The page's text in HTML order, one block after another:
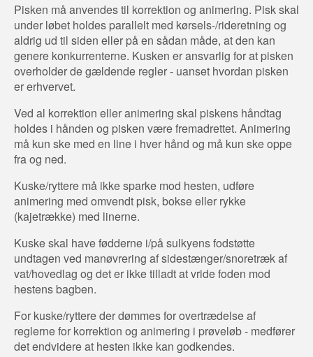
Pisken må anvendes til korrektion og animering. Pisk skal
under løbet holdes parallelt med kørsels-/rideretning og
aldrig ud til siden eller på en sådan måde, at den kan
genere konkurrenterne. Kusken er ansvarlig for at pisken
overholder de gældende regler - uanset hvordan pisken
er erhvervet.
Ved al korrektion eller animering skal piskens håndtag
holdes i hånden og pisken være fremadrettet. Animering
må kun ske med en line i hver hånd og må kun ske oppe
fra og ned.
Kuske/ryttere må ikke sparke mod hesten, udføre
animering med omvendt pisk, bokse eller rykke
(kajetrække) med linerne.
Kuske skal have fødderne i/på sulkyens fodstøtte
undtagen ved manøvrering af sidestænger/snoretræk af
vat/hovedlag og det er ikke tilladt at vride foden mod
hestens bagben.
For kuske/ryttere der dømmes for overtrædelse af
reglerne for korrektion og animering i prøveløb - medfører
det endvidere at hesten ikke kan godkendes.